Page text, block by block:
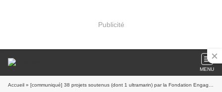
Publicité
MENU
Accueil » [communiqué] 38 projets soutenus (dont 1 ultramarin) par la Fondation Engagement Médias pour les Jeunes en 2024 !